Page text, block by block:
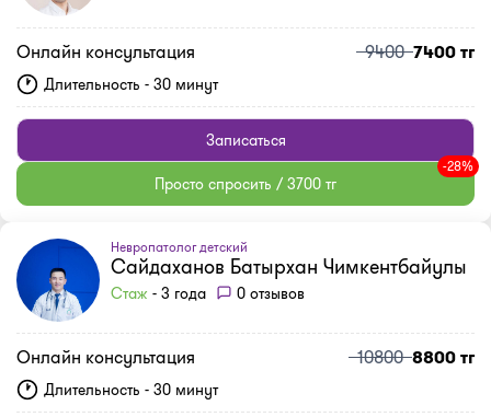
Онлайн консультация 94007400 тг
Длительность - 30 минут
Записаться
Просто спросить / 3700 тг
-28%
Невропатолог детский
Сайдаханов Батырхан Чимкентбайулы
Стаж - 3 года 0 отзывов
Онлайн консультация 108008800 тг
Длительность - 30 минут